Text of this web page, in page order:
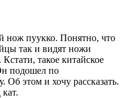
нож пуукко. Понятно, что
так и видят ножи
такое китайское
подошел по
Об этом и хочу рассказать.